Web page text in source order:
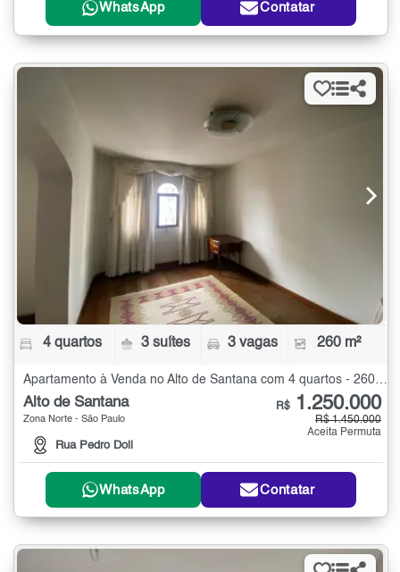
WhatsApp Contatar
4 quartos 3 suítes 3 vagas 260 m²
Apartamento à Venda no Alto de Santana com 4 quartos - 260 m²
Alto de Santana
Zona Norte - São Paulo
Rua Pedro Doll
R$ 1.250.000
R$ 1.450.000
Aceita Permuta
WhatsApp Contatar